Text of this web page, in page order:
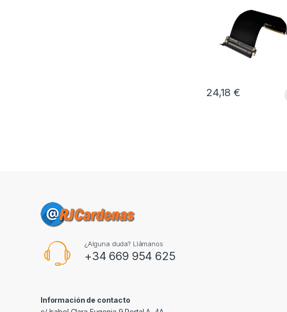
24,18€
¿Alguna duda? Llámanos
+34 669 954 625
Información de contacto